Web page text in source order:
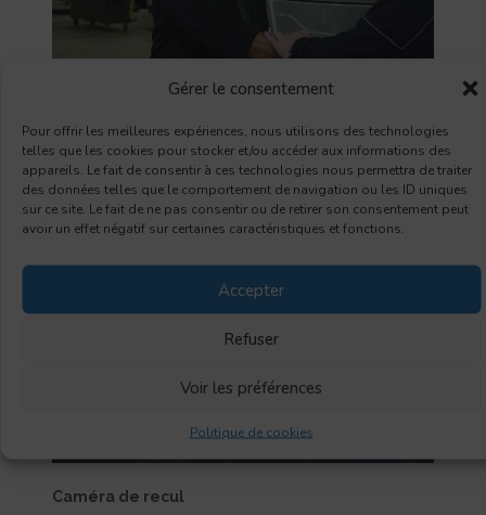
Gérer le consentement
Pour offrir les meilleures expériences, nous utilisons des technologies
telles que les cookies pour stocker et/ou accéder aux informations des
appareils. Le fait de consentir à ces technologies nous permettra de traiter
des données telles que le comportement de navigation ou les ID uniques
sur ce site. Le fait de ne pas consentir ou de retirer son consentement peut
avoir un effet négatif sur certaines caractéristiques et fonctions.
Accepter
Refuser
Voir les préférences
Politique de cookies
Publiée le
2023-06-22
Marco Boudreault nous sensibilise sur l’importance d’une
bonne suspension sur son VR
Caméra de recul